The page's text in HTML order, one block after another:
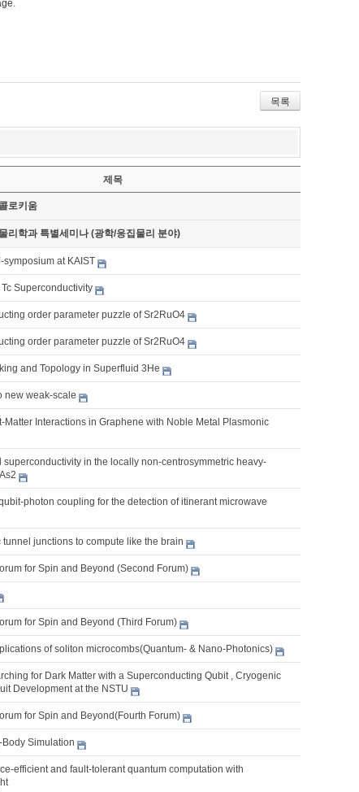
목록
제목
로키움
리학과 특별세미나 (광학/응집물리 분야)
symposium at KAIST
Superconductivity
order parameter puzzle of Sr2RuO4
order parameter puzzle of Sr2RuO4
and Topology in Superfluid 3He
new weak-scale
Matter Interactions in Graphene with Noble Metal Plasmonic
superconductivity in the locally non-centrosymmetric heavy-
photon coupling for the detection of itinerant microwave
tunnel junctions to compute like the brain
for Spin and Beyond (Second Forum)
for Spin and Beyond (Third Forum)
of soliton microcombs(Quantum- & Nano-Photonics)
for Dark Matter with a Superconducting Qubit , Cryogenic
Development at the NSTU
for Spin and Beyond(Fourth Forum)
Simulation
efficient and fault-tolerant quantum computation with